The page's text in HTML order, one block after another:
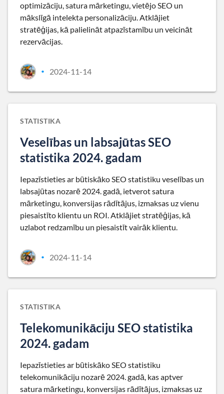
optimizāciju, satura mārketingu, vietējo SEO un
mākslīgā intelekta personalizāciju. Atklājiet
stratēģijas, kā palielināt atpazīstamību un veicināt
rezervācijas.
• 2024-11-14
STATISTIKA
Veselības un labsajūtas SEO
statistika 2024. gadam
Iepazīstieties ar būtiskāko SEO statistiku veselības un
labsajūtas nozarē 2024. gadā, ietverot satura
mārketingu, konversijas rādītājus, izmaksas uz vienu
piesaistīto klientu un ROI. Atklājiet stratēģijas, kā
uzlabot redzamību un piesaistīt vairāk klientu.
• 2024-11-14
STATISTIKA
Telekomunikāciju SEO statistika
2024. gadam
Iepazīstieties ar būtiskāko SEO statistiku
telekomunikāciju nozarē 2024. gadā, kas aptver
satura mārketingu, konversijas rādītājus, izmaksas uz